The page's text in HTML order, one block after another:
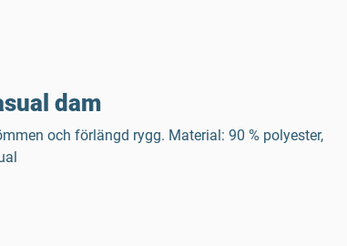
dam
och förlängd rygg. Material: 90 % polyester,